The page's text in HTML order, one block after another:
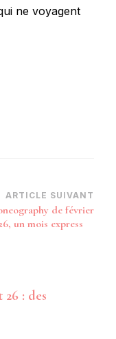
ne voyagent
ARTICLE SUIVANT
de février
un mois express
: des